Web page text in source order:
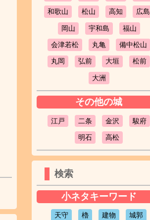
和歌山 松山 高知 広島
岡山 宇和島 福山
会津若松 丸亀 備中松山
丸岡 弘前 大垣 松前
大洲
その他の城
江戸 二条 金沢 駿府
明石 高松
検索
小ネタキーワード
天守 櫓 建物 城郭